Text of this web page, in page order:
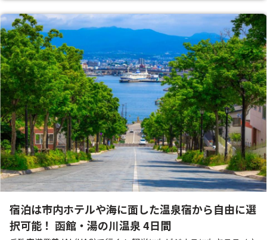
宿泊は市内ホテルや海に面した温泉宿から自由に選
択可能！ 函館・湯の川温泉 4日間